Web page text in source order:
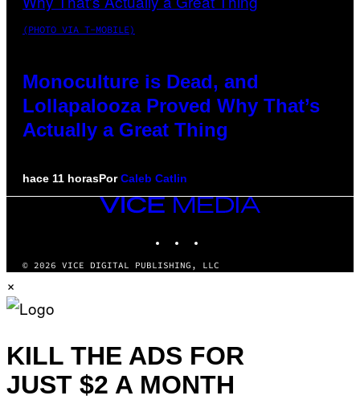
(PHOTO VIA T-MOBILE)
Monoculture is Dead, and
Lollapalooza Proved Why That’s
Actually a Great Thing
hace 11 horasPorCaleb Catlin
VICE
MEDIA
© 2026 VICE DIGITAL PUBLISHING, LLC
×
KILL THE ADS FOR
JUST $2 A MONTH